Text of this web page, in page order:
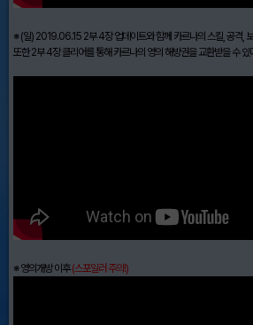
※ (일) 2019.06.15 2부 4장 업데이트와 함께 카르나의 스킬, 공격,
또한 2부 4장 클리어를 통해 카르나의 영의 해방권을 교환받을 수 있
※ 영의개방 이후(스포일러 주의!)